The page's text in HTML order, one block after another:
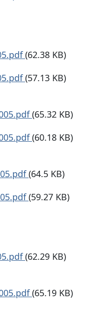
(62.38 KB)
(57.13 KB)
(65.32 KB)
(60.18 KB)
(64.5 KB)
(59.27 KB)
(62.29 KB)
(65.19 KB)